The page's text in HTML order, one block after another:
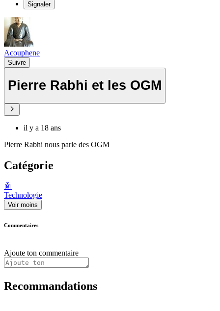
Signaler
Acouphene
Suivre
Pierre Rabhi et les OGM
il y a 18 ans
Pierre Rabhi nous parle des OGM
Catégorie
🤖
Technologie
Voir moins
Commentaires
Ajoute ton commentaire
Recommandations